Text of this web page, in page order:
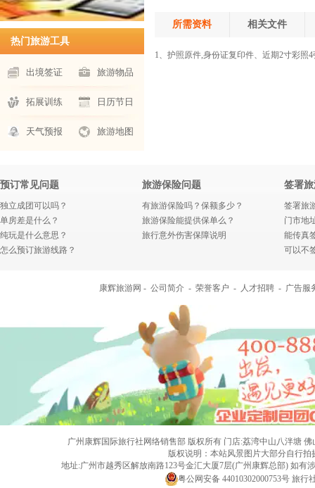
热门旅游工具
出境签证 旅游物品
拓展训练 日历节日
天气预报 旅游地图
所需资料 相关文件
1、护照原件,身份证复印件、近期2寸彩照
预订常见问题
独立成团可以吗？
单房差是什么？
纯玩是什么意思？
怎么预订旅游线路？
旅游保险问题
有旅游保险吗？保额多少？
旅游保险能提供保单么？
旅行意外伤害保障说明
签署
签署旅
门市地
能传真
可以不
康辉旅游网 - 公司简介 - 荣誉客户 - 人才招聘 - 广告服
广州康辉国际旅行社网络销售部 版权所有 门店:荔湾中山八泮塘 佛
版权说明：本站风景图片大部分自行
地址:广州市越秀区解放南路123号金汇大厦7层(广州康辉总部) 如
粤公网安备 44010302000753号 旅行